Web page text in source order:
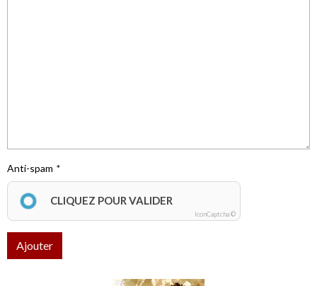
Anti-spam
CLIQUEZ POUR VALIDER
IconCaptcha ©
Ajouter